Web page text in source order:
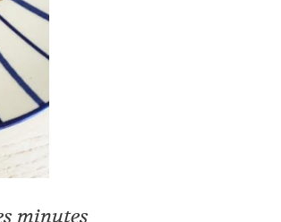
minutes